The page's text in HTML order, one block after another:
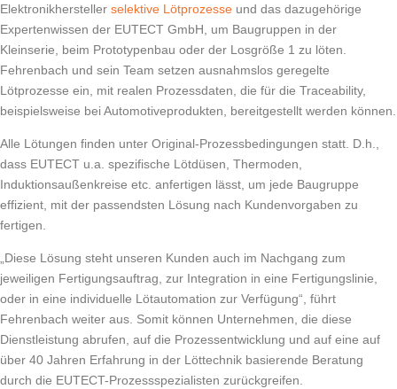
Elektronikhersteller selektive Lötprozesse und das dazugehörige
Expertenwissen der EUTECT GmbH, um Baugruppen in der
Kleinserie, beim Prototypenbau oder der Losgröße 1 zu löten.
Fehrenbach und sein Team setzen ausnahmslos geregelte
Lötprozesse ein, mit realen Prozessdaten, die für die Traceability,
beispielsweise bei Automotiveprodukten, bereitgestellt werden können.
Alle Lötungen finden unter Original-Prozessbedingungen statt. D.h.,
dass EUTECT u.a. spezifische Lötdüsen, Thermoden,
Induktionsaußenkreise etc. anfertigen lässt, um jede Baugruppe
effizient, mit der passendsten Lösung nach Kundenvorgaben zu
fertigen.
„Diese Lösung steht unseren Kunden auch im Nachgang zum
jeweiligen Fertigungsauftrag, zur Integration in eine Fertigungslinie,
oder in eine individuelle Lötautomation zur Verfügung“, führt
Fehrenbach weiter aus. Somit können Unternehmen, die diese
Dienstleistung abrufen, auf die Prozessentwicklung und auf eine auf
über 40 Jahren Erfahrung in der Löttechnik basierende Beratung
durch die EUTECT-Prozessspezialisten zurückgreifen.